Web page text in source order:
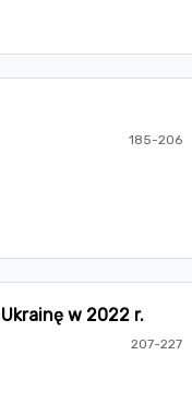
185-206
w 2022 r.
207-227